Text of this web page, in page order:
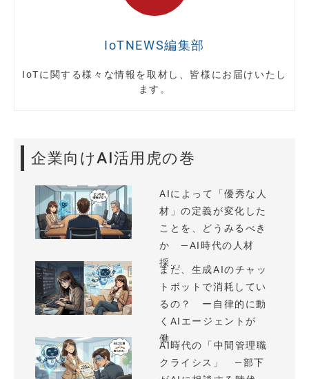
IoTNEWS編集部
IoTに関する様々な情報を取材し、皆様にお届けいたし
ます。
企業向けAI活用虎の巻
AIによって「優秀な人
材」の定義が変化した
ことを、どうみるべき
か —AI時代の人材
採...
まだ、生成AIのチャッ
トボットで消耗してい
るの？ ー自律的に動
くAIエージェントが
働...
AI時代の「中間管理職
クライシス」 —部下